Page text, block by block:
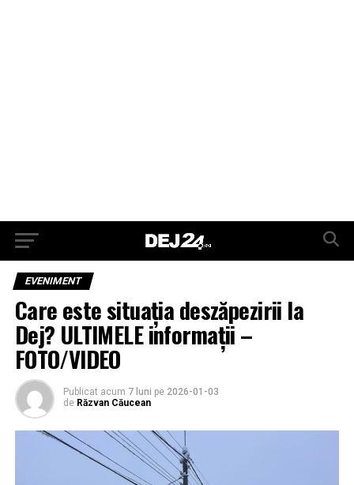
EVENIMENT
Care este situația deszăpezirii la
Dej? ULTIMELE informații –
FOTO/VIDEO
Publicat acum 7 luni pe 2026-01-03
de Răzvan Căucean